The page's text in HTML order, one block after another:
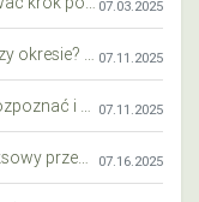
07.03.2025
07.11.2025
07.11.2025
07.16.2025